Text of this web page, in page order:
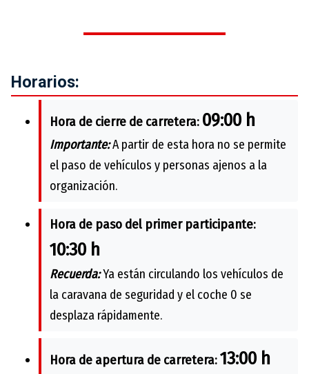
Horarios:
Hora de cierre de carretera: 09:00 h
Importante:A partir de esta hora no se permite
el paso de vehículos y personas ajenos a la
organización.
Hora de paso del primer participante:
10:30 h
Recuerda:Ya están circulando los vehículos de
la caravana de seguridad y el coche 0 se
desplaza rápidamente.
Hora de apertura de carretera:13:00 h